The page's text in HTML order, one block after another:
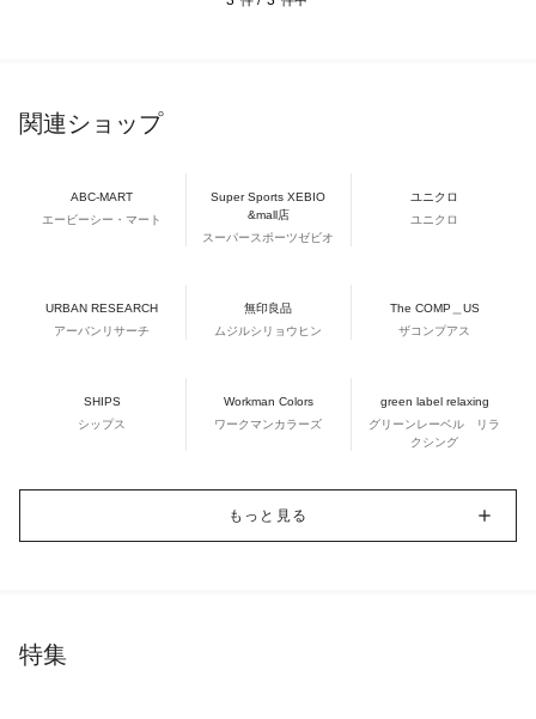
関連ショップ
ABC-MART
エービーシー・マート
Super Sports XEBIO
&mall店
スーパースポーツゼビオ
ユニクロ
ユニクロ
URBAN RESEARCH
アーバンリサーチ
無印良品
ムジルシリョウヒン
The COMP＿US
ザコンプアス
SHIPS
シップス
Workman Colors
ワークマンカラーズ
green label relaxing
グリーンレーベル リラ
クシング
もっと見る
特集